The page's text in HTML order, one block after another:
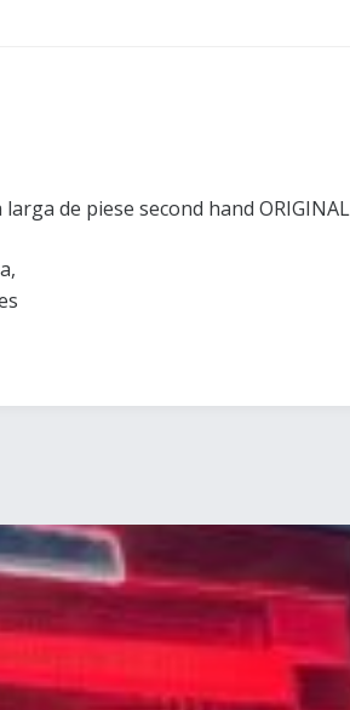
de piese second hand